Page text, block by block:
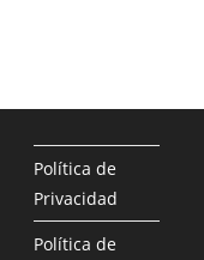
Política de
Privacidad
Política de